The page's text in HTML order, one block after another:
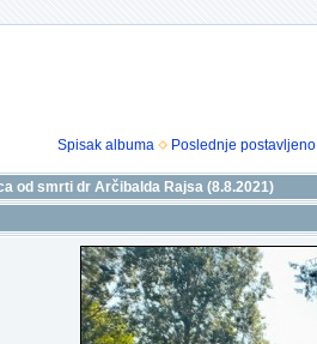
Spisak albuma
Poslednje postavljeno
od smrti dr Arčibalda Rajsa (8.8.2021)